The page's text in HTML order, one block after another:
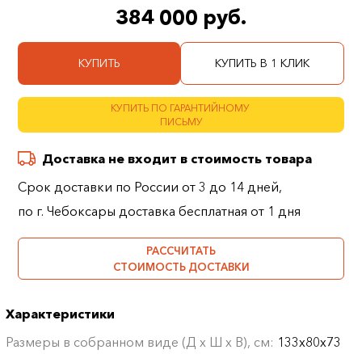
384 000 руб.
КУПИТЬ КУПИТЬ В 1 КЛИК
КУПИТЬ ПО ГАРАНТИЙНОМУ
ПИСЬМУ
Доставка не входит в стоимость товара
Срок доставки по России от 3 до 14 дней,
по г. Чебоксары доставка бесплатная от 1 дня
РАССЧИТАТЬ
СТОИМОСТЬ ДОСТАВКИ
Характеристики
Размеры в собранном виде (Д х Ш х В), см: 133х80х73